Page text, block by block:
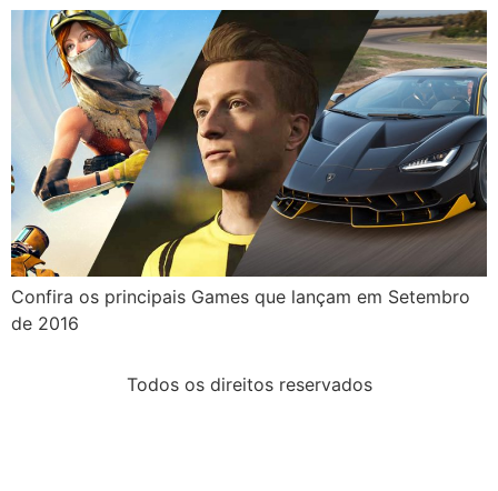
Confira os principais Games que lançam em Setembro
de 2016
Todos os direitos reservados